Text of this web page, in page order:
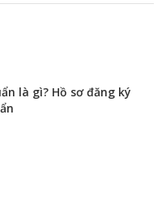
là gì? Hồ sơ đăng ký